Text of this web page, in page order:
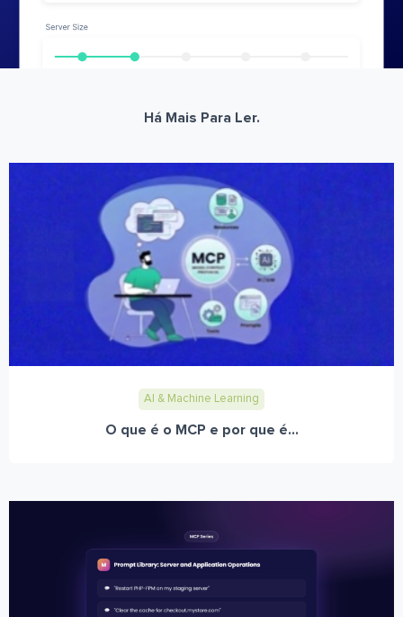
Há Mais Para Ler.
AI & Machine Learning
O que é o MCP e por que é...